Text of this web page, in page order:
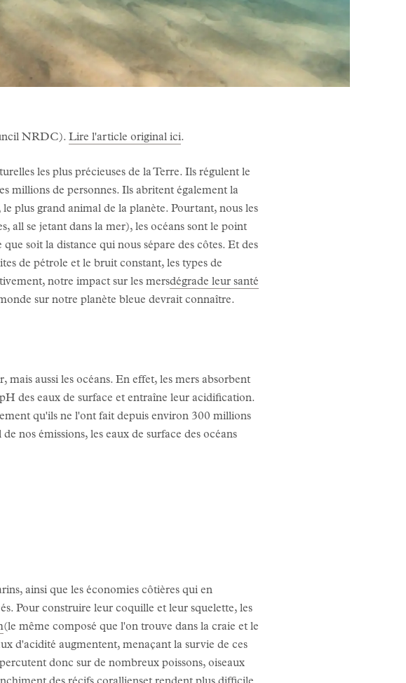
NRDC). Lire l'article original ici.
les plus précieuses de la Terre. Ils régulent le
de personnes. Ils abritent également la
plus grand animal de la planète. Pourtant, nous les
all se jetant dans la mer), les océans sont le point
soit la distance qui nous sépare des côtes. Et des
de pétrole et le bruit constant, les types de
notre impact sur les mersdégrade leur santé
sur notre planète bleue devrait connaître.
aussi les océans. En effet, les mers absorbent
des eaux de surface et entraîne leur acidification.
qu'ils ne l'ont fait depuis environ 300 millions
nos émissions, les eaux de surface des océans
ainsi que les économies côtières qui en
Pour construire leur coquille et leur squelette, les
(le même composé que l'on trouve dans la craie et le
d'acidité augmentent, menaçant la survie de ces
donc sur de nombreux poissons, oiseaux